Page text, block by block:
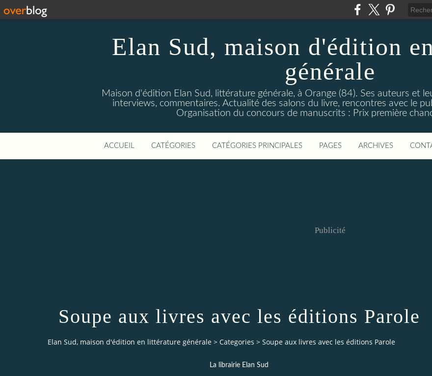
Elan Sud, maison d'édition
générale
Maison d'édition Elan Sud, littérature générale, à Orange (84). Ses auteurs et
interviews, commentaires. Actualité des salons du livre, rencontres avec le
Organisation du concours de manuscrits : Prix première
ACCUEIL CATÉGORIES CATÉGORIES PRINCIPALES PAGES ARCHIVES
Publicité
Soupe aux livres avec les éditions Parole
Elan Sud, maison d'édition en littérature générale > Categories > Soupe aux livres avec les éditions Parole
La librairie Elan Sud